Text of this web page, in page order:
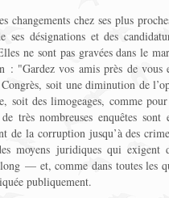
changements chez ses plus
ses désignations et des
ne sont pas gravées dans le
: "Gardez vos amis près de
soit une diminution de
soit des limogeages, comme
très nombreuses enquêtes
de la corruption jusqu’à des
moyens juridiques qui
— et, comme dans toutes les
publiquement.